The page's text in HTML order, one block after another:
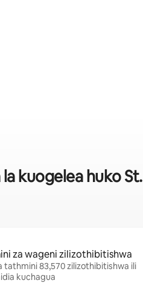
kuogelea huko St.
za wageni zilizothibitishwa
tathmini 83,570 zilizothibitishwa ili
kuchagua